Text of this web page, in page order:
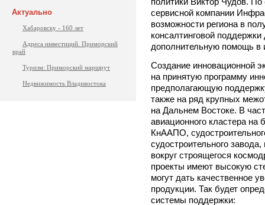
Актуально
Хабаровску - 160 лет
Адреса инвестиций. Приморский
край
Туризм: Приморский маршрут
Недвижимость Владивостока
сервисной компании
возможности региона в
консалтинговой
дополнительную помощь в
Создание инновационной
на принятую программу
предполагающую
также на ряд крупных
на Дальнем Востоке. В
авиационного кластера на
КнААПО,
судостроительного
вокруг строящегося
проекты имеют высокую
могут дать качественное
продукции. Так будет
системы поддержки: